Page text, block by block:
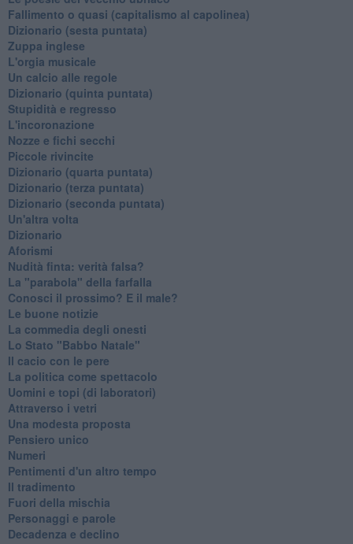
Fallimento o quasi (capitalismo al capolinea)
Dizionario (sesta puntata)
Zuppa inglese
L'orgia musicale
Un calcio alle regole
Dizionario (quinta puntata)
Stupidità e regresso
L'incoronazione
Nozze e fichi secchi
Piccole rivincite
​Dizionario (quarta puntata)
​Dizionario (terza puntata)
​Dizionario (seconda puntata)
Un'altra volta
Dizionario
Aforismi
Nudità finta: verità falsa?
La "parabola" della farfalla
Conosci il prossimo? E il male?
Le buone notizie
La commedia degli onesti
Lo Stato "Babbo Natale"
Il cacio con le pere
La politica come spettacolo
Uomini e topi (di laboratori)
Attraverso i vetri
Una modesta proposta
Pensiero unico
Numeri
Pentimenti d'un altro tempo
Il tradimento
Fuori della mischia
Personaggi e parole
Decadenza e declino